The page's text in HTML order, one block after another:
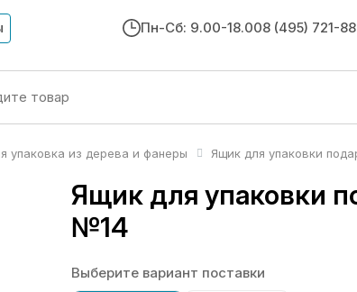
Пн-Сб: 9.00-18.008 (495) 721-
упаковка из дерева и фанеры Ящик для упаковки
Ящик для упаковки
№14
Выберите вариант поставки